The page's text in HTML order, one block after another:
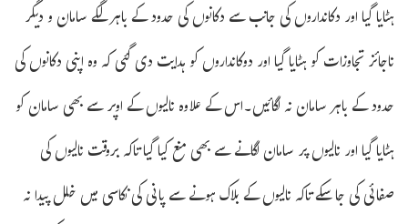
ہٹایا گیا اور دکانداروں کی جانب سے دکانوں کی حدود کے باہر لگے سامان و دیگر
ناجائز تجاوزات کو ہٹایا گیا اور دوکانداروں کو ہدایت دی گئی کہ وہ اپنی دکانوں کی
حدود کے باہر سامان نہ لگائیں۔اس کے علاوہ نالیوں کے اوپر سے بھی سامان کو
ہٹایا گیا اور نالیوں پر سامان لگانے سے بھی منع کیا گیا تاکہ بروقت نالیوں کی
صفائی کی جا سکے تاکہ نالیوں کے بلاک ہونے سے پانی کی نکاسی میں خلل پیدا نہ